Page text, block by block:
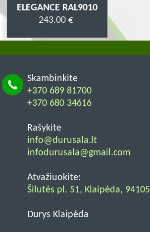
ELEGANCE RAL9010
243.00 €
Skambinkite
+370 689 81700
+370 680 34616
Rašykite
info@durusala.lt
infodurusala@gmail.com
Atvažiuokite:
Šilutės pl. 51, Klaipėda, 94105
Durys Klaipėda